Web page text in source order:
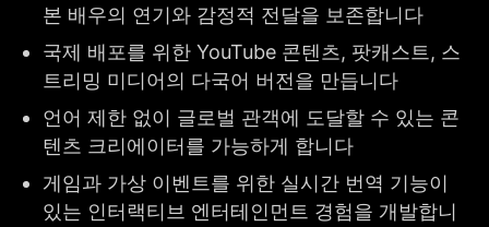
본 배우의 연기와 감정적 전달을 보존합니다
국제 배포를 위한 YouTube 콘텐츠, 팟캐스트, 스
트리밍 미디어의 다국어 버전을 만듭니다
언어 제한 없이 글로벌 관객에 도달할 수 있는 콘
텐츠 크리에이터를 가능하게 합니다
게임과 가상 이벤트를 위한 실시간 번역 기능이
있는 인터랙티브 엔터테인먼트 경험을 개발합니